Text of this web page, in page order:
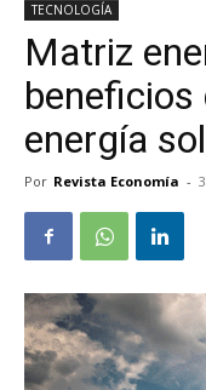
TECNOLOGÍA
Matriz
beneficios
energía
Por Revista Economía -